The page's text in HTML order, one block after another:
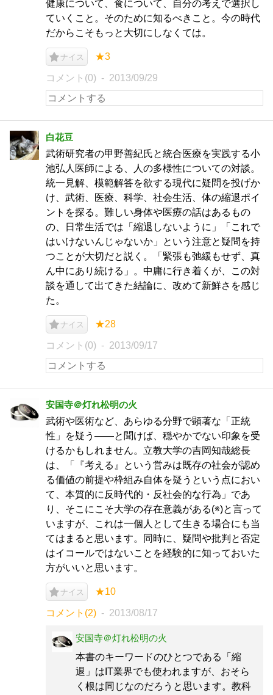
健康について、食について、自分の考えで選択し
ていくこと。そのために知るべきこと。今の時代
だからこそもっと大切にしなくては。
ナイス ★3
コメント(0) 2013/09/29
白花豆
武術研究者の甲野善紀氏と統合医療を実践する小
池弘人医師による、人の多様性についての対談。
統一見解、模範解答を欲する現代に疑問を投げか
け、武術、医療、科学、社会生活、体の縮退ポイ
ントを探る。難しい身体や医療の話はあるもの
の、日常生活では「縮退しないように」「これで
はいけないんじゃないか」という注意と疑問を持
つことが大切だと説く。「緊張も弛緩もせず、真
ん中にあり続ける」。中庸に行き着くが、この対
談を通して出てきた結論に、改めて新鮮さを感じ
た。
ナイス ★28
コメント(0) 2013/09/17
安国寺＠灯れ松明の火
武術や医術など、あらゆる分野で顕著な「正統
性」を疑う――と聞けば、穏やかでない印象を受
けるかもしれません。立教大学の吉岡知哉総長
は、「『考える』という営みは既存の社会が認め
る価値の前提や枠組み自体を疑うという点におい
て、本質的に反時代的・反社会的な行為」であ
り、そこにこそ大学の存在意義がある(※)と言って
いますが、これは一個人として生きる場合にも当
てはまると思います。同時に、疑問や批判と否定
はイコールではないことを経験的に知っておいた
方がいいと思います。
ナイス ★10
コメント(2) 2013/08/17
安国寺＠灯れ松明の火
本書のキーワードのひとつである「縮
退」はIT業界でも使われますが、おそら
く根は同じなのだろうと思います。教科